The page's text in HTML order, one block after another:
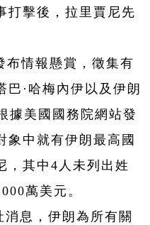
打擊後，拉里賈尼先
布情報懸賞，徵集有
巴·哈梅內伊以及伊朗
據美國國務院網站發
象中就有伊朗最高國
，其中4人未列出姓
萬美元。
息，伊朗為所有關